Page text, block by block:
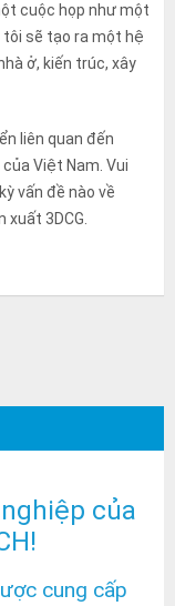
cuộc họp như một
sẽ tạo ra một hệ
ở, kiến trúc, xây
liên quan đến
Việt Nam. Vui
vấn đề nào về
xuất 3DCG.
của
cung cấp